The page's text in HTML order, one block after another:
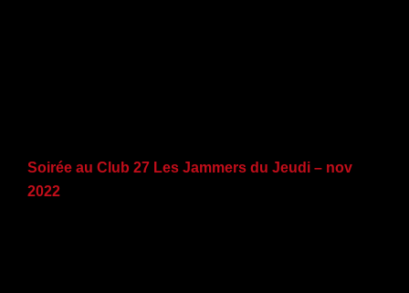
Soirée au Club 27 Les Jammers du Jeudi – nov
2022